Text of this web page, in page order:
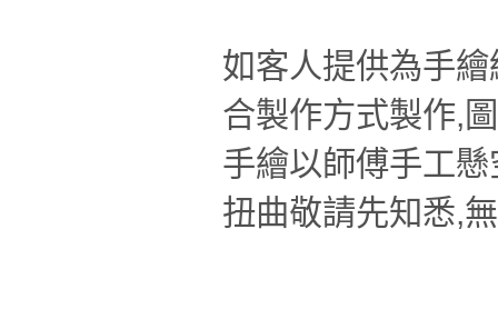
如客人提供為手
合製作方式製作,
手繪以師傅手工
扭曲敬請先知悉,